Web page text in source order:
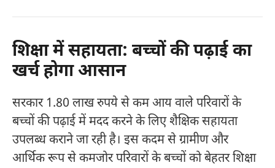
शिक्षा में सहायता: बच्चों की पढ़ाई का
खर्च होगा आसान
सरकार 1.80 लाख रुपये से कम आय वाले परिवारों के
बच्चों की पढ़ाई में मदद करने के लिए शैक्षिक सहायता
उपलब्ध कराने जा रही है। इस कदम से ग्रामीण और
आर्थिक रूप से कमजोर परिवारों के बच्चों को बेहतर शिक्षा